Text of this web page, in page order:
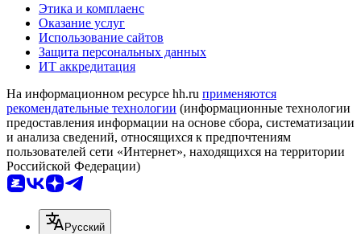
Этика и комплаенс
Оказание услуг
Использование сайтов
Защита персональных данных
ИТ аккредитация
На информационном ресурсе hh.ru применяются
рекомендательные технологии (информационные технологии
предоставления информации на основе сбора, систематизации
и анализа сведений, относящихся к предпочтениям
пользователей сети «Интернет», находящихся на территории
Российской Федерации)
Русский